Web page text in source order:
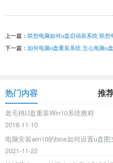
上一篇： 联想电脑如何u盘启动装系统 联
下一篇： 如何电脑u盘重装系统 怎么电脑u
热门内容 推
老毛桃U盘重装Win10系统教程
2018-11-10
电脑安装win10的bios如何设置u盘图
2021-11-22